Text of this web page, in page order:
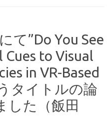
て”Do You See
Cues to Visual
in VR-Based
タイトルの論
した（飯田